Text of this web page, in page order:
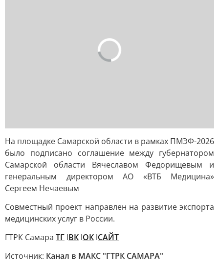
На площадке Самарской области в рамках ПМЭФ-2026
было подписано соглашение между губернатором
Самарской области Вячеславом Федорищевым и
генеральным директором АО «ВТБ Медицина»
Сергеем Нечаевым
Совместный проект направлен на развитие экспорта
медицинских услуг в России.
ГТРК Самара ТГ lВК lОК lСАЙТ
Источник: Канал в МАКС "ГТРК САМАРА"